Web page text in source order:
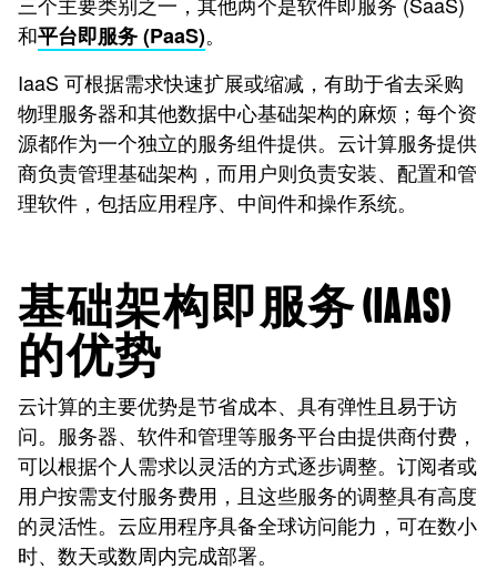
和平台即服务 (PaaS)。
IaaS 可根据需求快速扩展或缩减，有助于省去采购
物理服务器和其他数据中心基础架构的麻烦；每个资
源都作为一个独立的服务组件提供。云计算服务提供
商负责管理基础架构，而用户则负责安装、配置和管
理软件，包括应用程序、中间件和操作系统。
基础架构即服务 (IAAS)
的优势
云计算的主要优势是节省成本、具有弹性且易于访
问。服务器、软件和管理等服务平台由提供商付费，
可以根据个人需求以灵活的方式逐步调整。订阅者或
用户按需支付服务费用，且这些服务的调整具有高度
的灵活性。云应用程序具备全球访问能力，可在数小
时、数天或数周内完成部署。